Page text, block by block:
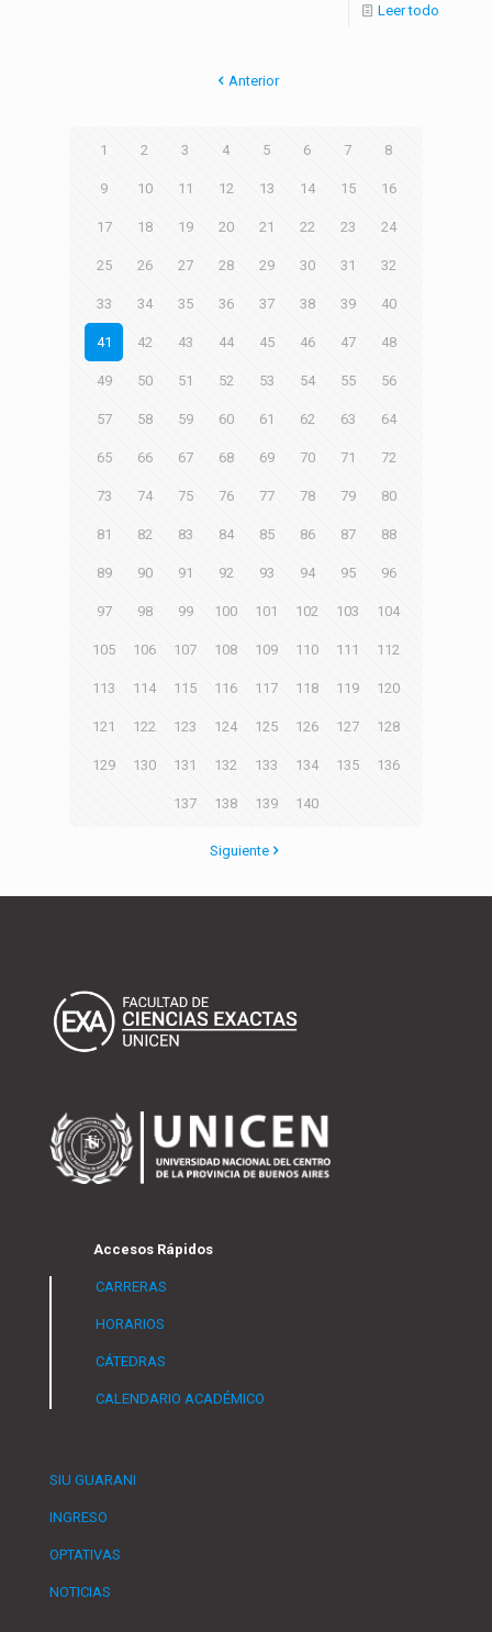
Leer todo
Anterior
1 2 3 4 5 6 7 8
9 10 11 12 13 14 15 16
17 18 19 20 21 22 23 24
25 26 27 28 29 30 31 32
33 34 35 36 37 38 39 40
41 42 43 44 45 46 47 48
49 50 51 52 53 54 55 56
57 58 59 60 61 62 63 64
65 66 67 68 69 70 71 72
73 74 75 76 77 78 79 80
81 82 83 84 85 86 87 88
89 90 91 92 93 94 95 96
97 98 99 100 101 102 103 104
105 106 107 108 109 110 111 112
113 114 115 116 117 118 119 120
121 122 123 124 125 126 127 128
129 130 131 132 133 134 135 136
137 138 139 140
Siguiente
Accesos Rápidos
CARRERAS
HORARIOS
CÁTEDRAS
CALENDARIO ACADÉMICO
SIU GUARANI
INGRESO
OPTATIVAS
NOTICIAS